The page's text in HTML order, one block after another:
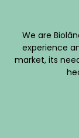
We are
experience
market, its